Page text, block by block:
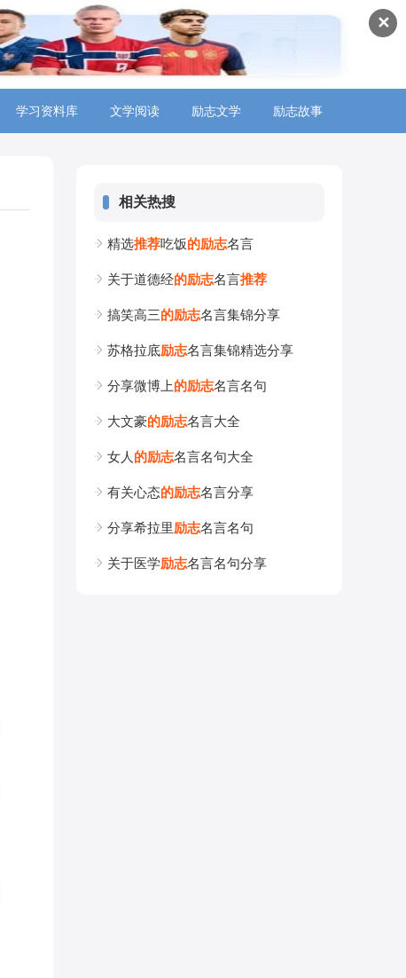
✕
学习资料库 文学阅读 励志文学 励志故事
相关热搜
精选推荐吃饭的励志名言
关于道德经的励志名言推荐
搞笑高三的励志名言集锦分享
苏格拉底励志名言集锦精选分享
分享微博上的励志名言名句
大文豪的励志名言大全
女人 的励志名言名句大全
有关心态的励志名言分享
分享希拉里励志名言名句
关于医学励志名言名句分享